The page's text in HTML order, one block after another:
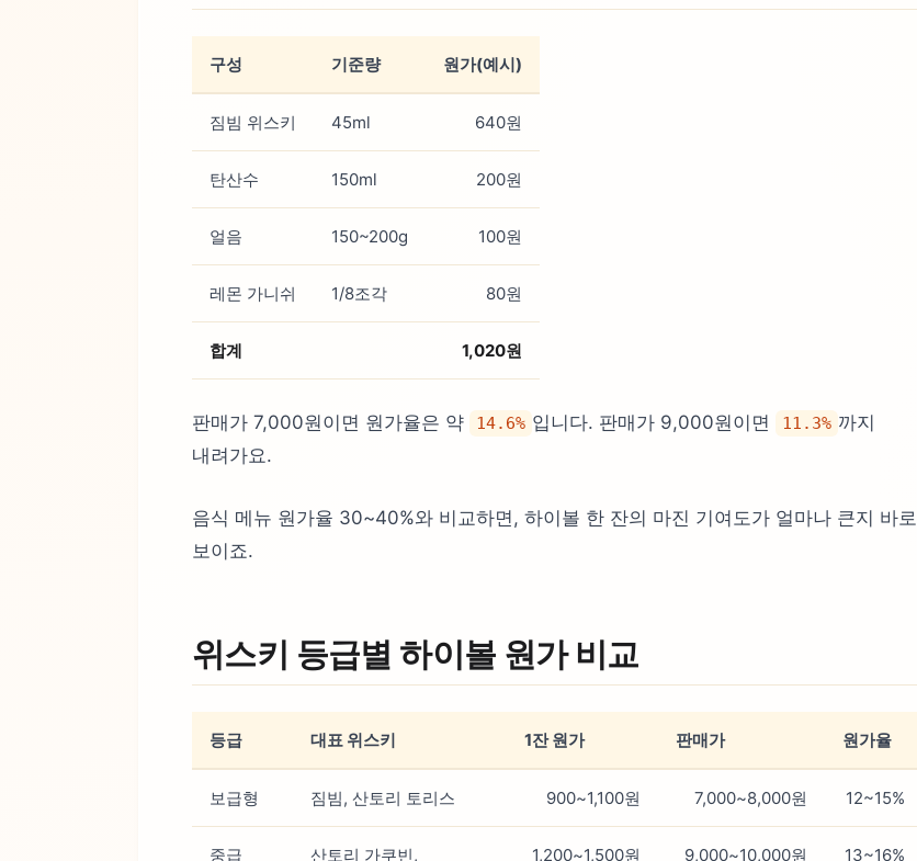
구성 기준량 원가(예시)
짐빔 위스키 45ml 640원
탄산수 150ml 200원
얼음 150~200g 100원
레몬 가니쉬 1/8조각 80원
합계 1,020원
판매가 7,000원이면 원가율은 약 14.6% 입니다. 판매가 9,000원이면 11.3% 까지
내려가요.
음식 메뉴 원가율 30~40%와 비교하면, 하이볼 한 잔의 마진 기여도가 얼마나 큰지 바로
보이죠.
위스키 등급별 하이볼 원가 비교
등급 대표 위스키 1잔 원가 판매가 원가율
보급형 짐빔, 산토리 토리스 900~1,100원 7,000~8,000원 12~15%
중급
산토리 가쿠빈,
1,200~1,500원 9,000~10,000원 13~16%